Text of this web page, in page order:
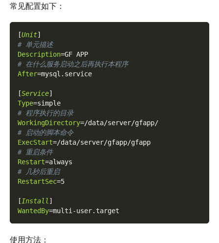
常见配置如下：
[Unit]
# 单元描述
Description=GF APP
# 在什么服务启动之后再执行本程序
After=mysql.service
[Service]
Type=simple
# 程序执行的目录
WorkingDirectory=/data/server/gfapp/
# 启动的脚本命令
ExecStart=/data/server/gfapp/gfapp
# 重启条件
Restart=always
# 几秒后重启
RestartSec=5
[ Install ]
WantedBy=multi-user.target
使用方法：